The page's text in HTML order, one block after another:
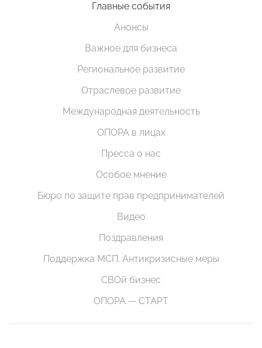
Главные события
Анонсы
Важное для бизнеса
Региональное развитие
Отраслевое развитие
Международная деятельность
ОПОРА в лицах
Пресса о нас
Особое мнение
Бюро по защите прав предпринимателей
Видео
Поздравления
Поддержка МСП. Антикризисные меры
СВОй бизнес
ОПОРА — СТАРТ